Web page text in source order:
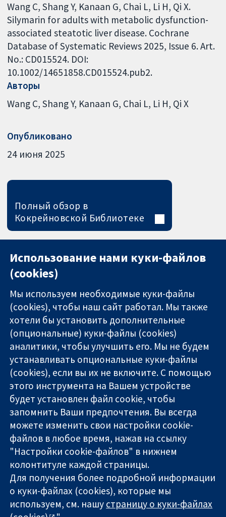
Wang C, Shang Y, Kanaan G, Chai L, Li H, Qi X.
Silymarin for adults with metabolic dysfunction-
associated steatotic liver disease. Cochrane
Database of Systematic Reviews 2025, Issue 6. Art.
No.: CD015524. DOI:
10.1002/14651858.CD015524.pub2.
Авторы
Wang C Shang Y Kanaan G Chai L Li H Qi X
Опубликовано
24 июня 2025
Полный обзор в
Кокрейновской Библиотеке
Надёжные
доказательства
Информированные
решения
Во благо
здоровья
11-13 Cavendish
Square
London
W1G 0AN
United Kingdom
Связаться с
нами
Новости
Пресс-
служба
О нас
Работа
Cochrane
Library
The Cochrane Collaboration is a charity (no. 1045921) and a
company limited by guarantee (no. 03044323) registered in
England & Wales. VAT registration number GB 718 2127 49.
Использование нами куки-файлов
(cookies)
Мы используем необходимые куки-файлы
(cookies), чтобы наш сайт работал. Мы также
хотели бы установить дополнительные
(опциональные) куки-файлы (cookies)
аналитики, чтобы улучшить его. Мы не будем
устанавливать опциональные куки-файлы
(cookies), если вы их не включите. С помощью
этого инструмента на Вашем устройстве
будет установлен файл cookie, чтобы
запомнить Ваши предпочтения. Вы всегда
можете изменить свои настройки cookie-
файлов в любое время, нажав на ссылку
"Настройки cookie-файлов" в нижнем
колонтитуле каждой страницы.
Для получения более подробной информации
о куки-файлах (cookies), которые мы
используем, см. нашу страницу о куки-файлах